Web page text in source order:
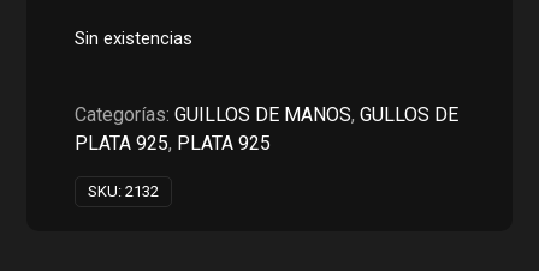
Sin existencias
Categorías:GUILLOS DE MANOS,GULLOS DE
PLATA 925, PLATA 925
SKU:2132